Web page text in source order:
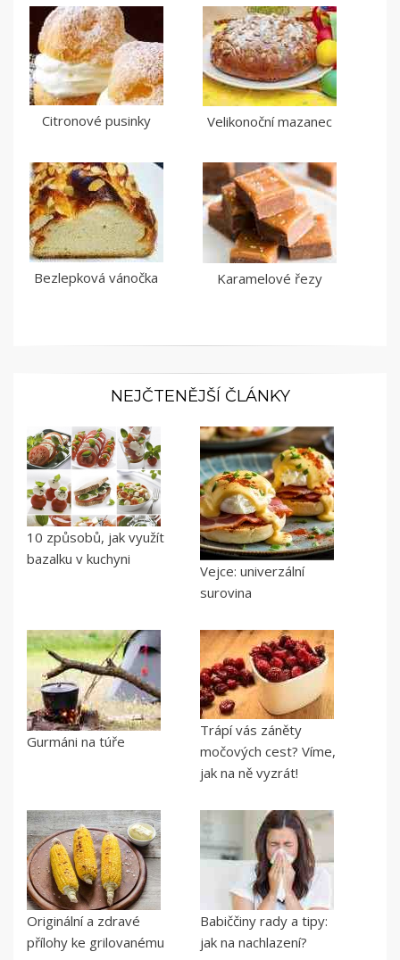
Citronové pusinky Velikonoční mazanec
Bezlepková vánočka Karamelové řezy
NEJČTENĚJŠÍ ČLÁNKY
10 způsobů, jak využít
bazalku v kuchyni
Vejce: univerzální
surovina
Gurmáni na túře
Trápí vás záněty
močových cest? Víme,
jak na ně vyzrát!
Originální a zdravé
přílohy ke grilovanému
Babiččiny rady a tipy:
jak na nachlazení?